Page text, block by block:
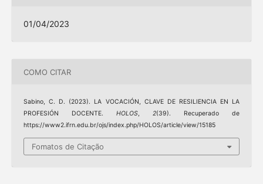
01/04/2023
COMO CITAR
Sabino, C. D. (2023). LA VOCACIÓN, CLAVE DE RESILIENCIA EN LA
PROFESIÓN DOCENTE. HOLOS,2(39). Recuperado de
https://www2.ifrn.edu.br/ojs/index.php/HOLOS/article/view/15185
Fomatos de Citação